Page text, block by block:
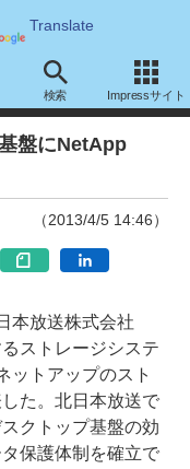
Translate
検索 Impressサイト
盤にNetApp
（2013/4/5 14:46）
本放送株式会社
ストレージシステ
ットアップのスト
た。北日本放送で
クトップ基盤の効
保護体制を確立で